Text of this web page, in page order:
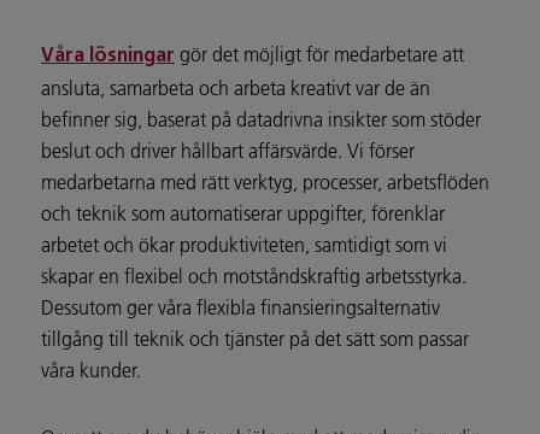
Våra lösningar gör det möjligt för medarbetare att
ansluta, samarbeta och arbeta kreativt var de än
befinner sig, baserat på datadrivna insikter som stöder
beslut och driver hållbart affärsvärde. Vi förser
medarbetarna med rätt verktyg, processer, arbetsflöden
och teknik som automatiserar uppgifter, förenklar
arbetet och ökar produktiviteten, samtidigt som vi
skapar en flexibel och motståndskraftig arbetsstyrka.
Dessutom ger våra flexibla finansieringsalternativ
tillgång till teknik och tjänster på det sätt som passar
våra kunder.